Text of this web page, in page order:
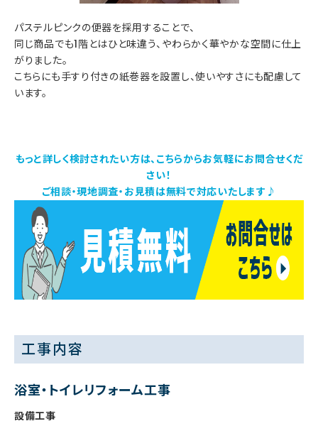
パステルピンクの便器を採用することで、
同じ商品でも1階とはひと味違う、やわらかく華やかな空間に仕上
がりました。
こちらにも手すり付きの紙巻器を設置し、使いやすさにも配慮して
います。
もっと詳しく検討されたい方は、こちらからお気軽にお問合せくだ
さい！
ご相談・現地調査・お見積は無料で対応いたします♪
工事内容
浴室・トイレリフォーム工事
設備工事